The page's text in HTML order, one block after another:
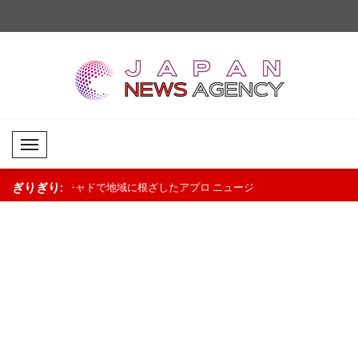
Mobil Menü
ぎりぎり:
ざしたアプロ ニュージーランドのラクソン首相：